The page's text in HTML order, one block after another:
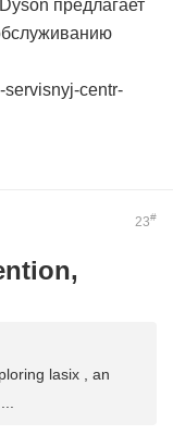
предлагает
servisnyj-centr-
23#
lasix , an